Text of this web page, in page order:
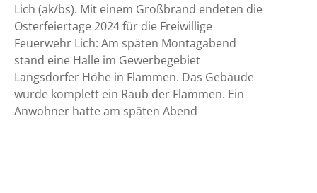
Lich (ak/bs). Mit einem Großbrand endeten die
Osterfeiertage 2024 für die Freiwillige
Feuerwehr Lich: Am späten Montagabend
stand eine Halle im Gewerbegebiet
Langsdorfer Höhe in Flammen. Das Gebäude
wurde komplett ein Raub der Flammen. Ein
Anwohner hatte am späten Abend